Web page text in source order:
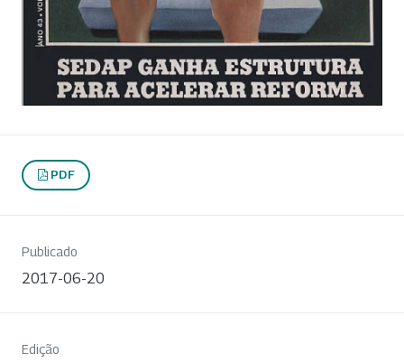
PDF
Publicado
2017-06-20
Edição